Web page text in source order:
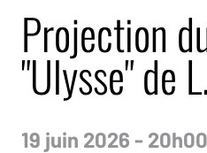
Projection
"Ulysse" de
19 juin 2026 - 20h00